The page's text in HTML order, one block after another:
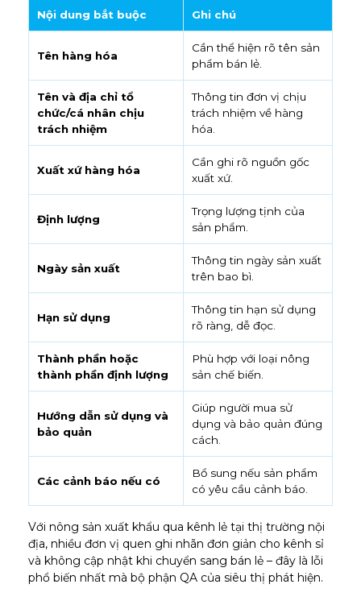
Nội dung bắt buộc Ghi chú
Tên hàng hóa
Cần thể hiện rõ tên sản
phẩm bán lẻ.
Tên và địa chỉ tổ
chức/cá nhân chịu
trách nhiệm
Thông tin đơn vị chịu
trách nhiệm về hàng
hóa.
Xuất xứ hàng hóa
Cần ghi rõ nguồn gốc
xuất xứ.
Định lượng
Trọng lượng tịnh của
sản phẩm.
Ngày sản xuất
Thông tin ngày sản xuất
trên bao bì.
Hạn sử dụng
Thông tin hạn sử dụng
rõ ràng, dễ đọc.
Thành phần hoặc
thành phần định lượng
Phù hợp với loại nông
sản chế biến.
Hướng dẫn sử dụng và
bảo quản
Giúp người mua sử
dụng và bảo quản đúng
cách.
Các cảnh báo nếu có
Bổ sung nếu sản phẩm
có yêu cầu cảnh báo.
Với nông sản xuất khẩu qua kênh lẻ tại thị trường nội
địa, nhiều đơn vị quen ghi nhãn đơn giản cho kênh sỉ
và không cập nhật khi chuyển sang bán lẻ – đây là lỗi
phổ biến nhất mà bộ phận QA của siêu thị phát hiện.